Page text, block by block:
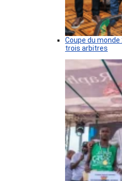
Coupe du
trois arbitres